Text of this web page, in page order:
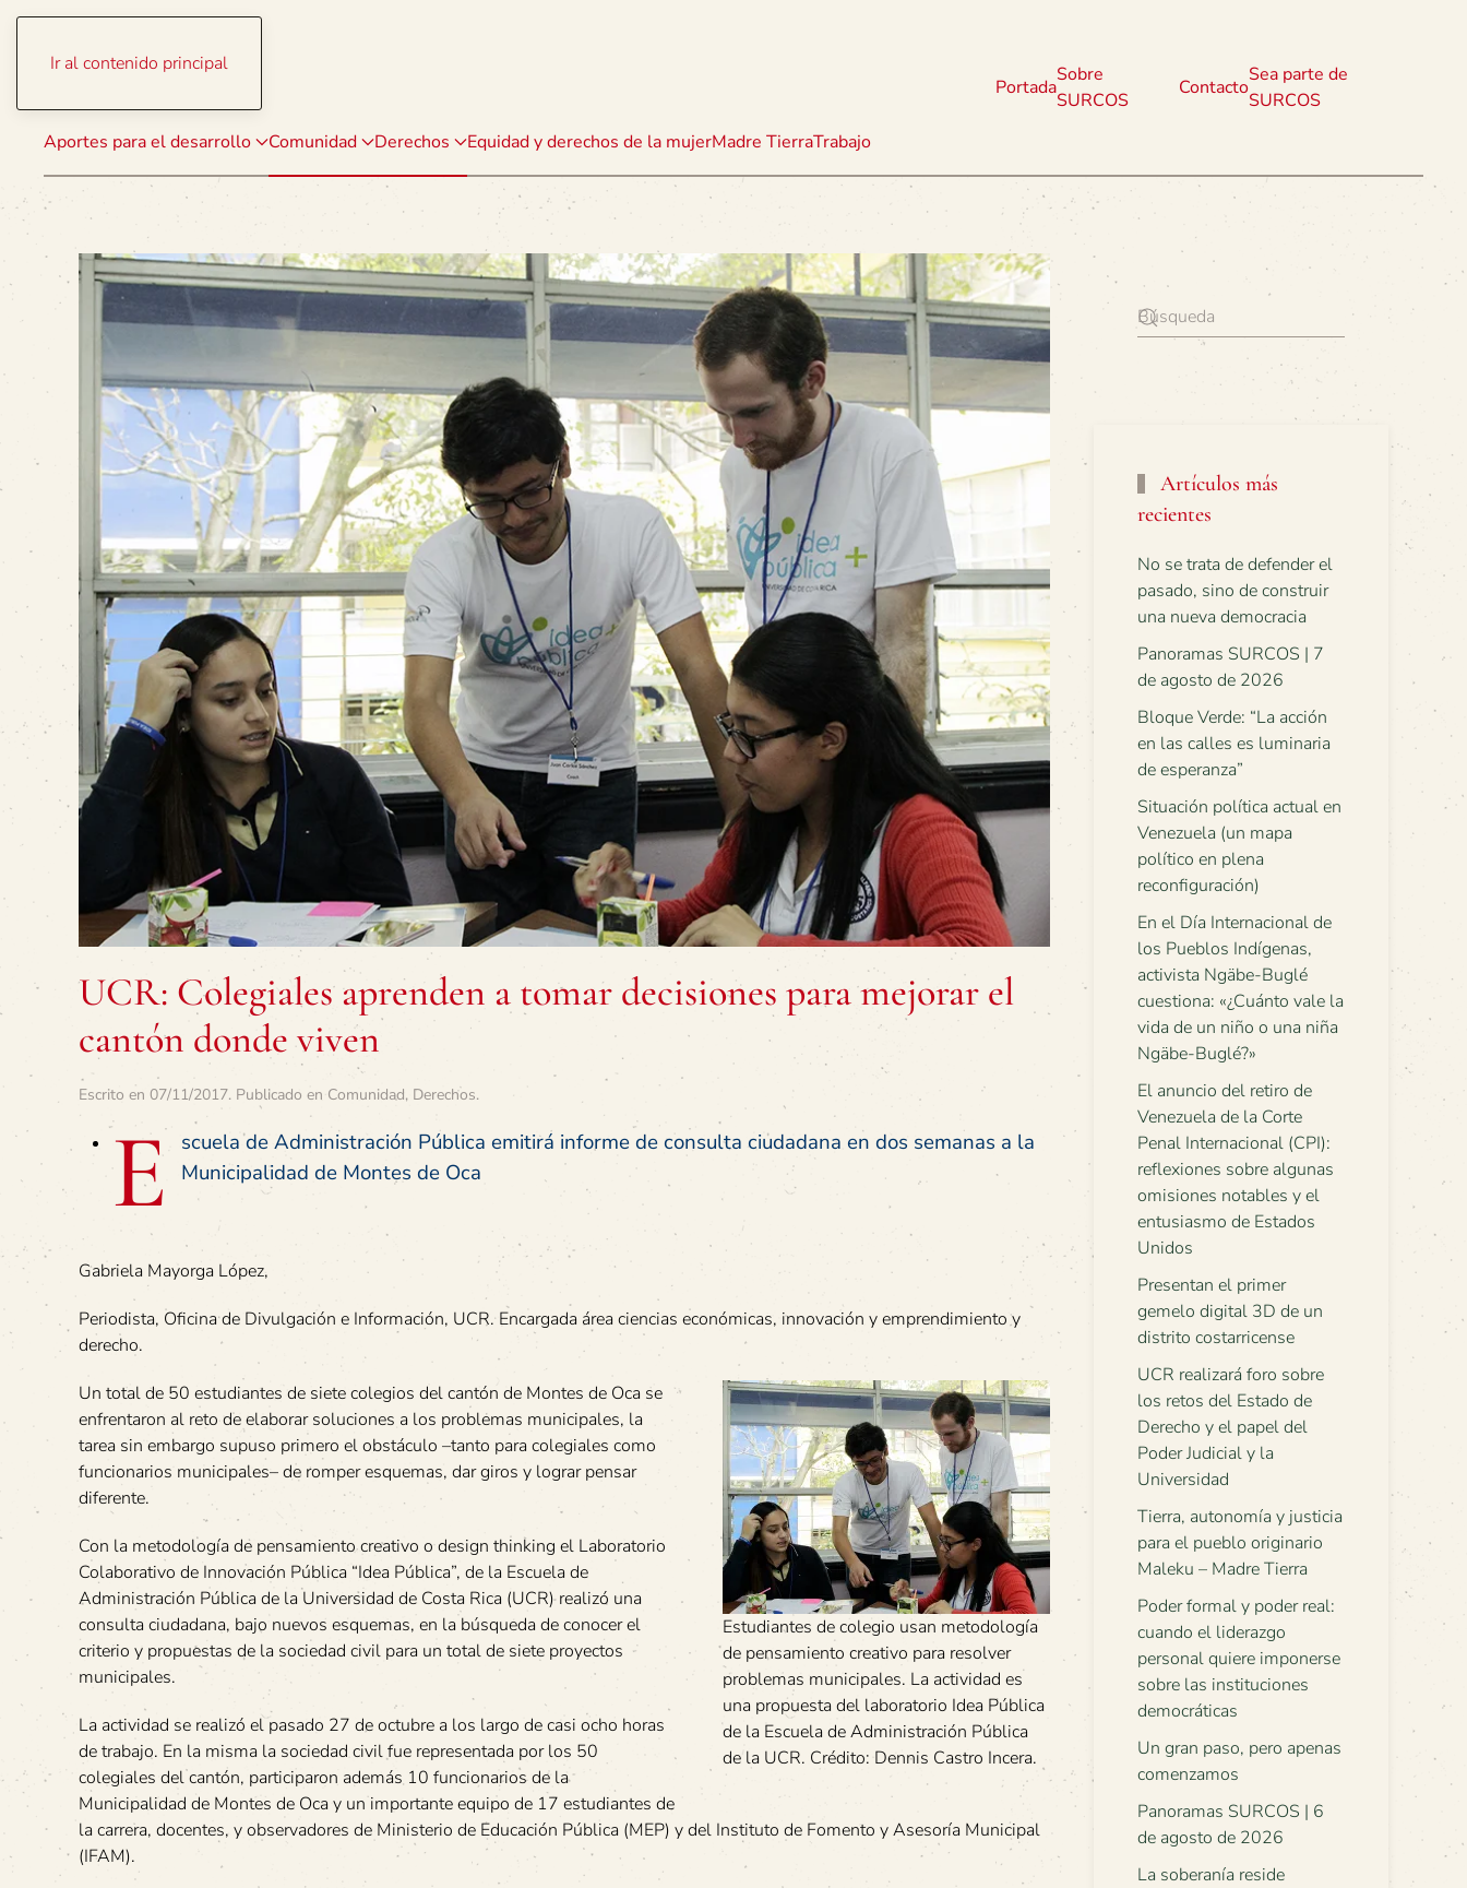
Ir al contenido principal
Aportes para el desarrollo Comunidad Derechos Equidad y derechos de la mujerMadre TierraTrabajo
Portada
Sobre
SURCOS
Contacto
Sea parte de
SURCOS
UCR: Colegiales aprenden a tomar decisiones para mejorar el
cantón donde viven
Escrito en 07/11/2017. Publicado en Comunidad, Derechos.
E scuela de Administración Pública emitirá informe de consulta ciudadana en dos semanas a la
Municipalidad de Montes de Oca
Gabriela Mayorga López,
Periodista, Oficina de Divulgación e Información, UCR. Encargada área ciencias económicas, innovación y emprendimiento y
derecho.
Estudiantes de colegio usan metodología
de pensamiento creativo para resolver
problemas municipales. La actividad es
una propuesta del laboratorio Idea Pública
de la Escuela de Administración Pública
de la UCR. Crédito: Dennis Castro Incera.
Un total de 50 estudiantes de siete colegios del cantón de Montes de Oca se
enfrentaron al reto de elaborar soluciones a los problemas municipales, la
tarea sin embargo supuso primero el obstáculo –tanto para colegiales como
funcionarios municipales– de romper esquemas, dar giros y lograr pensar
diferente.
Con la metodología de pensamiento creativo o design thinking el Laboratorio
Colaborativo de Innovación Pública “Idea Pública”, de la Escuela de
Administración Pública de la Universidad de Costa Rica (UCR) realizó una
consulta ciudadana, bajo nuevos esquemas, en la búsqueda de conocer el
criterio y propuestas de la sociedad civil para un total de siete proyectos
municipales.
La actividad se realizó el pasado 27 de octubre a los largo de casi ocho horas
de trabajo. En la misma la sociedad civil fue representada por los 50
colegiales del cantón, participaron además 10 funcionarios de la
Municipalidad de Montes de Oca y un importante equipo de 17 estudiantes de
la carrera, docentes, y observadores de Ministerio de Educación Pública (MEP) y del Instituto de Fomento y Asesoría Municipal
(IFAM).
Artículos más
recientes
No se trata de defender el
pasado, sino de construir
una nueva democracia
Panoramas SURCOS | 7
de agosto de 2026
Bloque Verde: “La acción
en las calles es luminaria
de esperanza”
Situación política actual en
Venezuela (un mapa
político en plena
reconfiguración)
En el Día Internacional de
los Pueblos Indígenas,
activista Ngäbe-Buglé
cuestiona: «¿Cuánto vale la
vida de un niño o una niña
Ngäbe-Buglé?»
El anuncio del retiro de
Venezuela de la Corte
Penal Internacional (CPI):
reflexiones sobre algunas
omisiones notables y el
entusiasmo de Estados
Unidos
Presentan el primer
gemelo digital 3D de un
distrito costarricense
UCR realizará foro sobre
los retos del Estado de
Derecho y el papel del
Poder Judicial y la
Universidad
Tierra, autonomía y justicia
para el pueblo originario
Maleku – Madre Tierra
Poder formal y poder real:
cuando el liderazgo
personal quiere imponerse
sobre las instituciones
democráticas
Un gran paso, pero apenas
comenzamos
Panoramas SURCOS | 6
de agosto de 2026
La soberanía reside